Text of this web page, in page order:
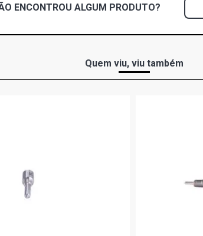
ENCONTROU ALGUM PRODUTO?
Quem viu, viu também